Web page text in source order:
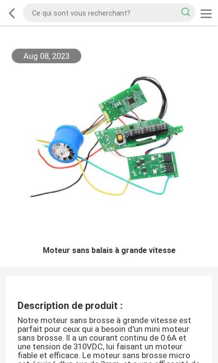
Aug 08, 2023
Moteur sans balais à grande vitesse
Description de produit :
Notre moteur sans brosse à grande vitesse est
parfait pour ceux qui a besoin d'un mini moteur
sans brosse. Il a un courant continu de 0.6A et
une tension de 310VDC, lui faisant un moteur
fiable et efficace. Le moteur sans brosse micro